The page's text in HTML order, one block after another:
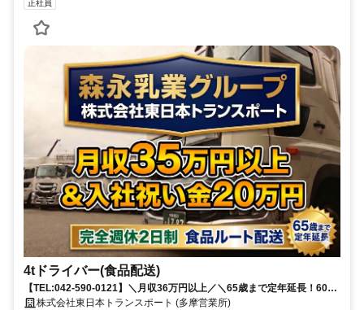
正社員
4tドライバー(食品配送)
【TEL:042-590-0121】＼月収36万円以上／＼65歳まで定年延長！60歳
以上の正社員在籍中！／＼森永乳業グループ／
株式会社東日本トランスポート (多摩営業所)